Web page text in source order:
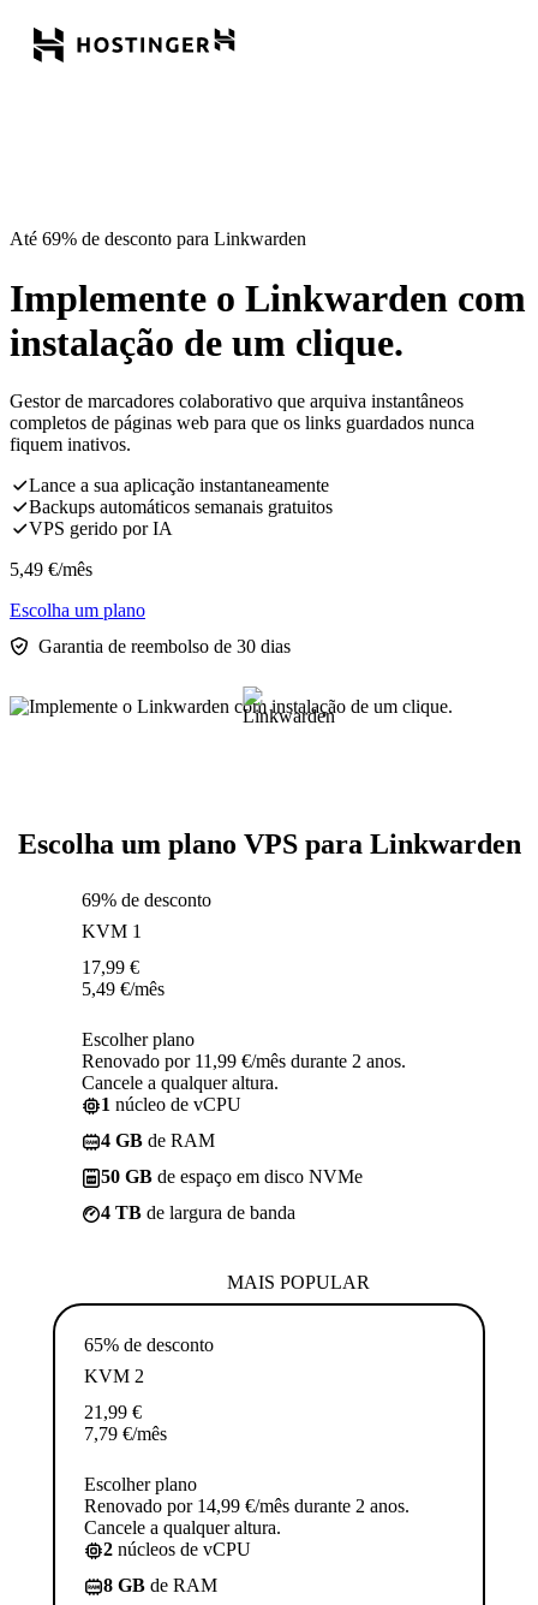
Até 69% de desconto para Linkwarden
Implemente o Linkwarden com
instalação de um clique.
Gestor de marcadores colaborativo que arquiva instantâneos
completos de páginas web para que os links guardados nunca
fiquem inativos.
Lance a sua aplicação instantaneamente
Backups automáticos semanais gratuitos
VPS gerido por IA
5,49 €/mês
Escolha um plano
Garantia de reembolso de 30 dias
Escolha um plano VPS para Linkwarden
69% de desconto
KVM 1
17,99 €
5,49 €/mês
Escolher plano
Renovado por 11,99 €/mês durante 2 anos.
Cancele a qualquer altura.
1 núcleo de vCPU
4 GB de RAM
50 GB de espaço em disco NVMe
4 TB de largura de banda
MAIS POPULAR
65% de desconto
KVM 2
21,99 €
7,79 €/mês
Escolher plano
Renovado por 14,99 €/mês durante 2 anos.
Cancele a qualquer altura.
2 núcleos de vCPU
8 GB de RAM